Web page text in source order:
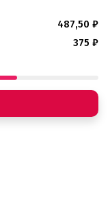
487,50 ₽
375 ₽